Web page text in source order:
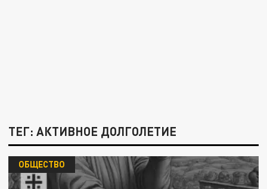
ТЕГ: АКТИВНОЕ ДОЛГОЛЕТИЕ
ОБЩЕСТВО